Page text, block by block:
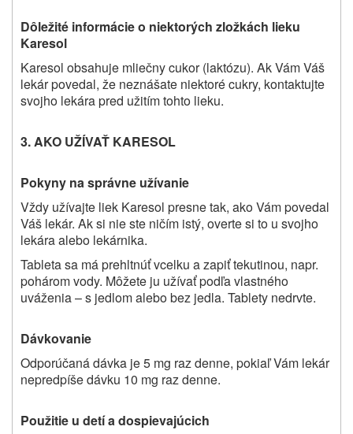
Dôležité informácie o niektorých zložkách lieku
Karesol
Karesol obsahuje mliečny cukor (laktózu). Ak Vám Váš
lekár povedal, že neznášate niektoré cukry, kontaktujte
svojho lekára pred užitím tohto lieku.
3. AKO UŽÍVAŤ KARESOL
Pokyny na správne užívanie
Vždy užívajte liek Karesol presne tak, ako Vám povedal
Váš lekár. Ak si nie ste ničím istý, overte si to u svojho
lekára alebo lekárnika.
Tableta sa má prehltnúť vcelku a zapiť tekutinou, napr.
pohárom vody. Môžete ju užívať podľa vlastného
uváženia – s jedlom alebo bez jedla. Tablety nedrvte.
Dávkovanie
Odporúčaná dávka je 5 mg raz denne, pokiaľ Vám lekár
nepredpíše dávku 10 mg raz denne.
Použitie u detí a dospievajúcich